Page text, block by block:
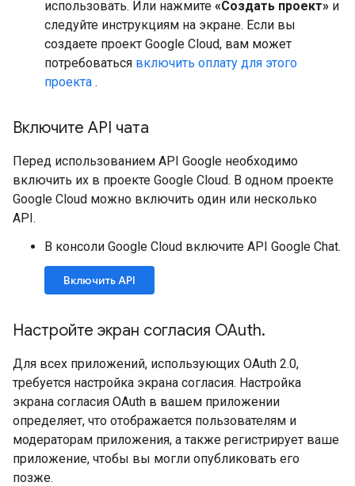
использовать. Или нажмите «Создать проект» и
следуйте инструкциям на экране. Если вы
создаете проект Google Cloud, вам может
потребоваться включить оплату для этого
проекта .
Включите API чата
Перед использованием API Google необходимо
включить их в проекте Google Cloud. В одном проекте
Google Cloud можно включить один или несколько
API.
В консоли Google Cloud включите API Google Chat.
Включить API
Настройте экран согласия OAuth.
Для всех приложений, использующих OAuth 2.0,
требуется настройка экрана согласия. Настройка
экрана согласия OAuth в вашем приложении
определяет, что отображается пользователям и
модераторам приложения, а также регистрирует ваше
приложение, чтобы вы могли опубликовать его
позже.